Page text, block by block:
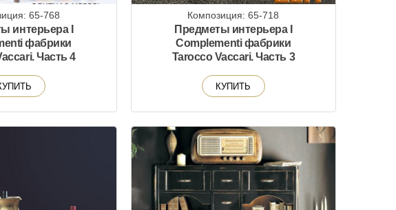
65-768
интерьера I
фабрики
Часть 4
Композиция: 65-718
Предметы интерьера I
Complementi фабрики
Tarocco Vaccari. Часть 3
КУПИТЬ